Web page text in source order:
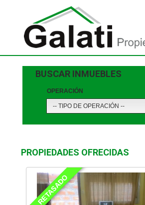
BUSCAR INMUEBLES
OPERACIÓN
PROPIEDADES OFRECIDAS
RETASADO